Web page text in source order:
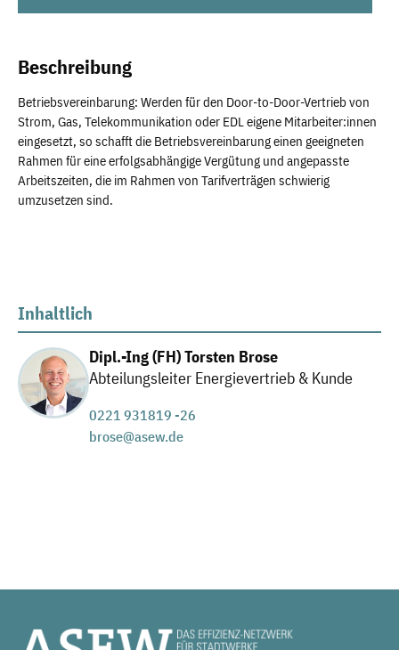
Beschreibung
Betriebsvereinbarung: Werden für den Door-to-Door-Vertrieb von
Strom, Gas, Telekommunikation oder EDL eigene Mitarbeiter:innen
eingesetzt, so schafft die Betriebsvereinbarung einen geeigneten
Rahmen für eine erfolgsabhängige Vergütung und angepasste
Arbeitszeiten, die im Rahmen von Tarifverträgen schwierig
umzusetzen sind.
Inhaltlich
Dipl.-Ing (FH) Torsten Brose
Abteilungsleiter Energievertrieb & Kunde
0221 931819 -26
brose@asew.de